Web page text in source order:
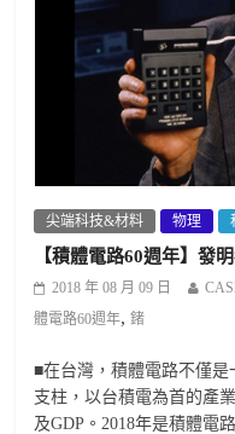
尖端科技&材料 物理
【積體電路60週年】發
2018 年 08 月 09 日
體電路60週年,鍺
■在台灣，積體電路不僅
支柱，以台積電為首的產
及GDP。2018年是積體電